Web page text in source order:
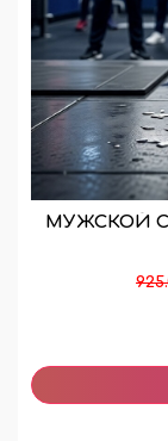
МУЖСКОЙ